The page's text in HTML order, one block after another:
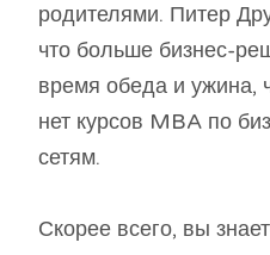
родителями. Питер
что больше бизнес-
время обеда и ужина,
нет курсов MBA по
сетям.
Скорее всего, вы